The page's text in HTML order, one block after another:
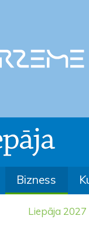
Bizness
Liepāja 2027